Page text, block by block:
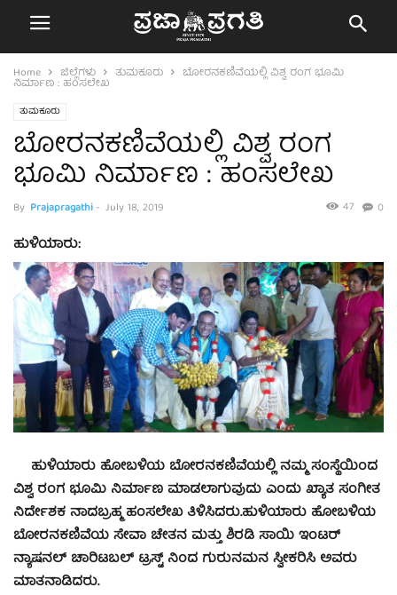
Home ಜಿಲ್ಲೆಗಳು ತುಮಕೂರು ಬೋರನಕಣಿವೆಯಲ್ಲಿ ವಿಶ್ವ ರಂಗ ಭೂಮಿ
ನಿರ್ಮಾಣ : ಹಂಸಲೇಖ
ತುಮಕೂರು
ಬೋರನಕಣಿವೆಯಲ್ಲಿ ವಿಶ್ವ ರಂಗ
ಭೂಮಿ ನಿರ್ಮಾಣ : ಹಂಸಲೇಖ
By Prajapragathi- July 18, 2019 0
47
ಹುಳಿಯಾರು:
ಹುಳಿಯಾರು ಹೋಬಳಿಯ ಬೋರನಕಣಿವೆಯಲ್ಲಿ ನಮ್ಮ ಸಂಸ್ಥೆಯಿಂದ
ವಿಶ್ವ ರಂಗ ಭೂಮಿ ನಿರ್ಮಾಣ ಮಾಡಲಾಗುವುದು ಎಂದು ಖ್ಯಾತ ಸಂಗೀತ
ನಿರ್ದೇಶಕ ನಾದಬ್ರಹ್ಮ ಹಂಸಲೇಖ ತಿಳಿಸಿದರು.ಹುಳಿಯಾರು ಹೋಬಳಿಯ
ಬೋರನಕಣಿವೆಯ ಸೇವಾ ಚೇತನ ಮತ್ತು ಶಿರಡಿ ಸಾಯಿ ಇಂಟರ್
ನ್ಯಾಷನಲ್ ಚಾರಿಟಬಲ್ ಟ್ರಸ್ಟ್ ನಿಂದ ಗುರುನಮನ ಸ್ವೀಕರಿಸಿ ಅವರು
ಮಾತನಾಡಿದರು.